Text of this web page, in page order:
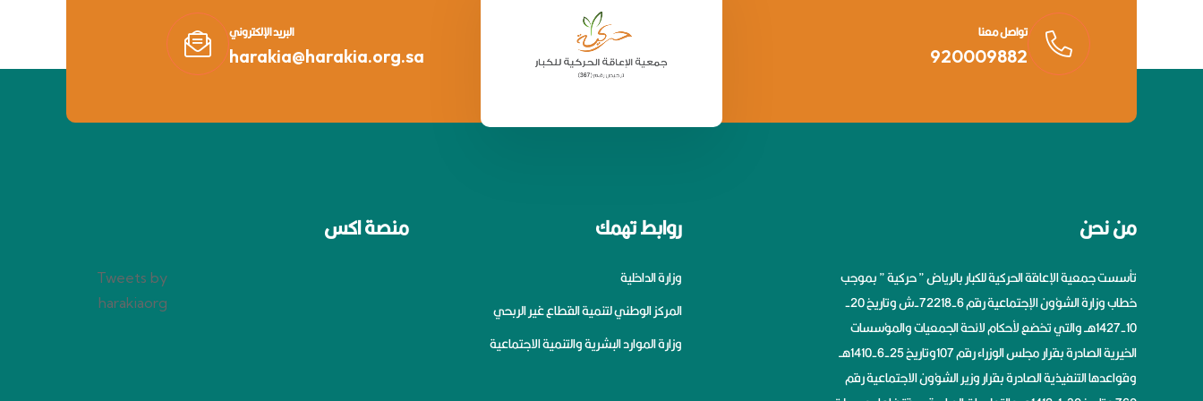
تواصل معنا
920009882
البريد الإلكتروني
harakia@harakia.org.sa
من نحن
تأسست جمعية الإعاقة الحركية للكبار بالرياض ” حركية ” بموجب
خطاب وزارة الشؤون الإجتماعية رقم 6-72218-ش وتاريخ 20-
10-1427هــ والتي تخضع لأحكام لائحة الجمعيات والمؤسسات
الخيرية الصادرة بقرار مجلس الوزراء رقم 107وتاريخ 25-6-1410هــ
وقواعدها التنفيذية الصادرة بقرار وزير الشؤون الاجتماعية رقم
روابط تهمك
وزارة الداخلية
المركز الوطني لتنمية القطاع غير الربحي
وزارة الموارد البشرية والتنمية الاجتماعية
منصة اكس
Tweets by
harakiaorg